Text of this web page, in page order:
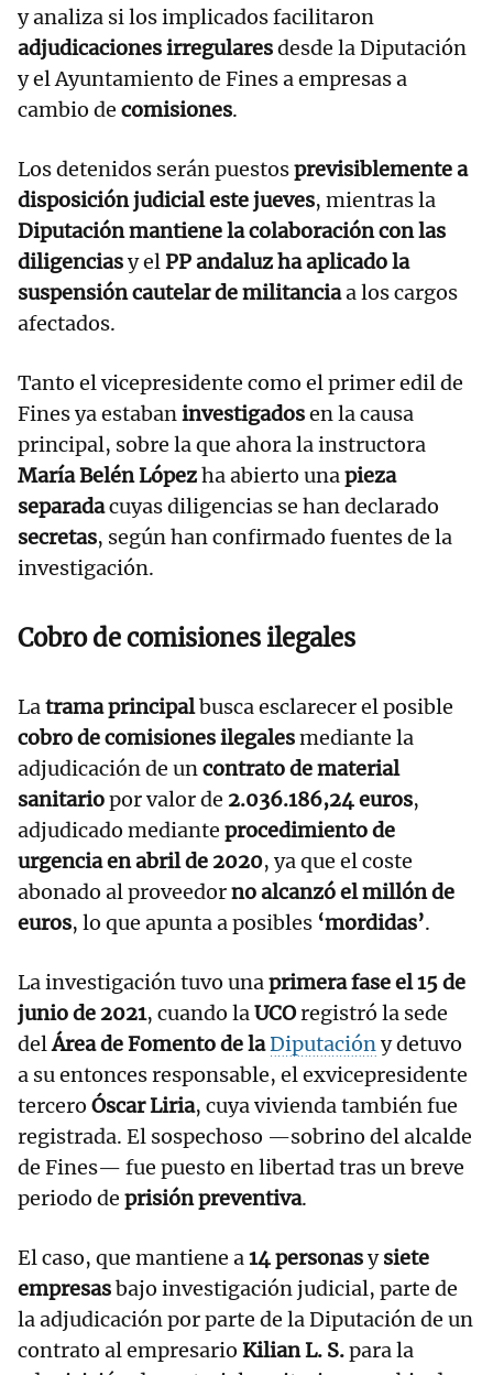
y analiza si los implicados facilitaron
adjudicaciones irregularesdesde la Diputación
y el Ayuntamiento de Fines a empresas a
cambio de comisiones.
Los detenidos serán puestosprevisiblemente a
disposición judicial este jueves, mientras la
Diputación mantiene la colaboración con las
diligenciasy elPP andaluz ha aplicado la
suspensión cautelar de militanciaa los cargos
afectados.
Tanto el vicepresidente como el primer edil de
Fines ya estabaninvestigadosen la causa
principal, sobre la que ahora la instructora
María Belén Lópezha abierto unapieza
separadacuyas diligencias se han declarado
secretas, según han confirmado fuentes de la
investigación.
Cobro de comisiones ilegales
Latrama principalbusca esclarecer el posible
cobro de comisiones ilegalesmediante la
adjudicación de uncontrato de material
sanitariopor valor de 2.036.186,24 euros,
adjudicado mediante procedimiento de
urgencia en abril de 2020, ya que el coste
abonado al proveedorno alcanzó el millón de
euros, lo que apunta a posibles ‘mordidas’.
La investigación tuvo unaprimera fase el 15 de
junio de 2021, cuando laUCOregistró la sede
delÁrea de Fomento de laDiputacióny detuvo
a su entonces responsable, el exvicepresidente
tercero Óscar Liria, cuya vivienda también fue
registrada. El sospechoso —sobrino del alcalde
de Fines— fue puesto en libertad tras un breve
periodo de prisión preventiva.
El caso, que mantiene a14 personasysiete
empresasbajo investigación judicial, parte de
la adjudicación por parte de la Diputación de un
contrato al empresario Kilian L. S.para la